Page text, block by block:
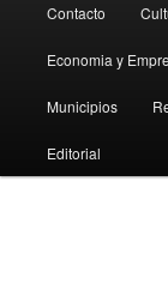
Contacto
Economia y
Municipios
Editorial